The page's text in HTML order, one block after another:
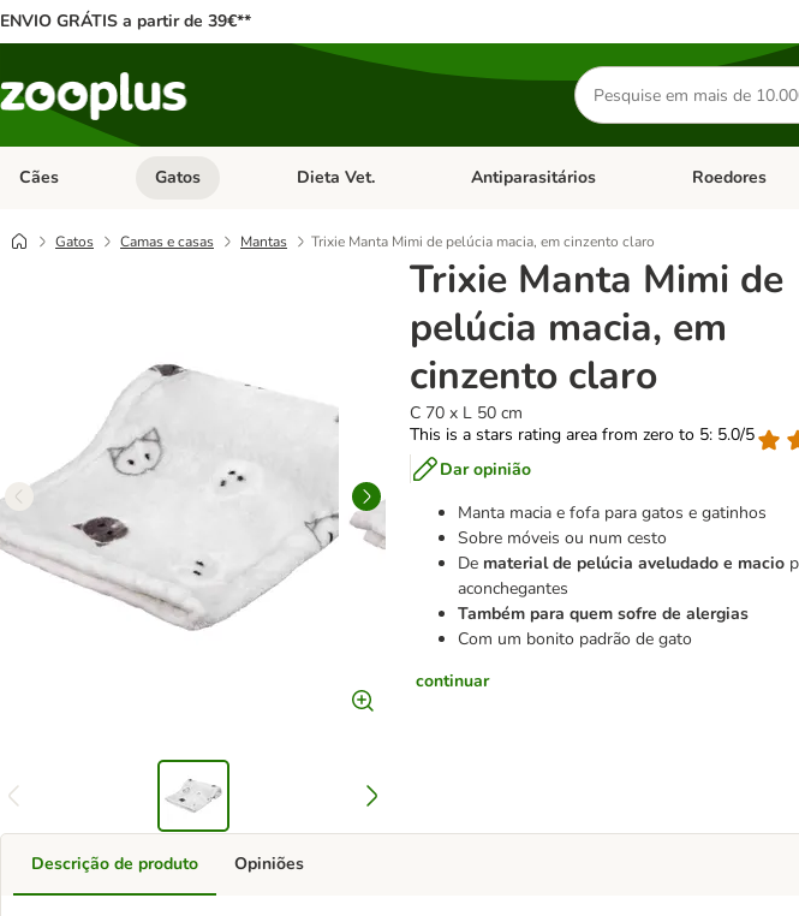
ENVIO GRÁTIS a partir de 39€**
Pesquisar
produtos
Cães Abrir menu de categoria: Cães
Gatos Abrir menu de categoria: Gatos
Dieta Vet. Abrir menu de categoria: Dieta Vet.
Antiparasitários Abrir menu de
Roedores
Gatos Camas e casas Mantas Trixie Manta Mimi de pelúcia macia, em cinzento claro
Trixie Manta Mimi de
pelúcia macia, em
cinzento claro
C 70 x L 50 cm
This is a stars rating area from zero to 5: 5.0/5
Dar opinião
Manta macia e fofa para gatos e gatinhos
Sobre móveis ou num cesto
De material de pelúcia aveludado e macio
aconchegantes
Também para quem sofre de alergias
Com um bonito padrão de gato
continuar
Descrição de produto Opiniões